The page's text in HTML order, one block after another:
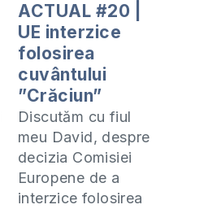
ACTUAL #20 |
UE interzice
folosirea
cuvântului
”Crăciun”
Discutăm cu fiul
meu David, despre
decizia Comisiei
Europene de a
interzice folosirea